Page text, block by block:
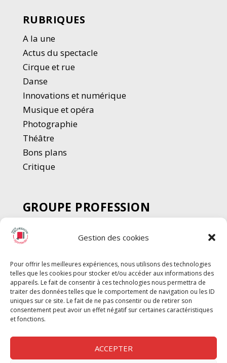
Gestion des cookies
Pour offrir les meilleures expériences, nous utilisons des technologies
telles que les cookies pour stocker et/ou accéder aux informations des
appareils. Le fait de consentir à ces technologies nous permettra de
traiter des données telles que le comportement de navigation ou les ID
uniques sur ce site. Le fait de ne pas consentir ou de retirer son
consentement peut avoir un effet négatif sur certaines caractéristiques
et fonctions.
ACCEPTER
RUBRIQUES
A la une
Actus du spectacle
Cirque et rue
Danse
Innovations et numérique
Musique et opéra
Photographie
Théâtre
Bons plans
Critique
GROUPE PROFESSION
SPECTACLE
Chèque Intermittents
Chèque Compta
Chèque Emploi Spectacle
G-Pods
Profession Audio-visuel